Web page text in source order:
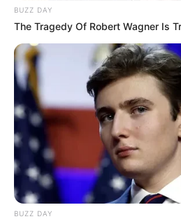
BUZZ DAY
The Tragedy Of Robert Wagner Is
BUZZ DAY